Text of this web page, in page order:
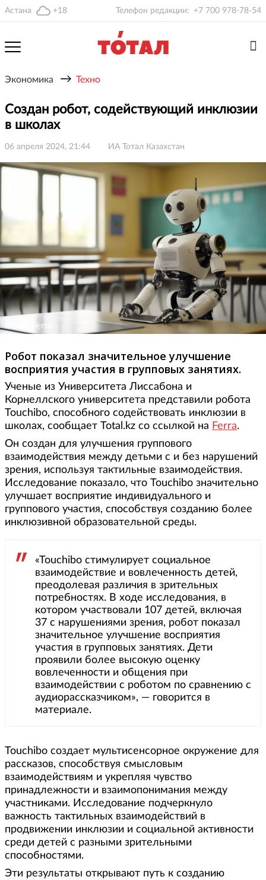
Астана +18 Телефон редакции: +7 700 978-78-54
Экономика → Техно
Создан робот, содействующий инклюзии
в школах
06 апреля 2024, 21:44 ИА Тотал Казахстан
Фото: Ferra
Робот показал значительное улучшение
восприятия участия в групповых занятиях.
Ученые из Университета Лиссабона и
Корнеллского университета представили робота
Touchibo, способного содействовать инклюзии в
школах, сообщает Total.kz со ссылкой на Ferra.
Он создан для улучшения группового
взаимодействия между детьми с и без нарушений
зрения, используя тактильные взаимодействия.
Исследование показало, что Touchibo значительно
улучшает восприятие индивидуального и
группового участия, способствуя созданию более
инклюзивной образовательной среды.
«Touchibo стимулирует социальное
взаимодействие и вовлеченность детей,
преодолевая различия в зрительных
потребностях. В ходе исследования, в
котором участвовали 107 детей, включая
37 с нарушениями зрения, робот показал
значительное улучшение восприятия
участия в групповых занятиях. Дети
проявили более высокую оценку
вовлеченности и общения при
взаимодействии с роботом по сравнению с
аудиорассказчиком», — говорится в
материале.
Touchibo создает мультисенсорное окружение для
рассказов, способствуя смысловым
взаимодействиям и укрепляя чувство
принадлежности и взаимопонимания между
участниками. Исследование подчеркнуло
важность тактильных взаимодействий в
продвижении инклюзии и социальной активности
среди детей с разными зрительными
способностями.
Эти результаты открывают путь к созданию